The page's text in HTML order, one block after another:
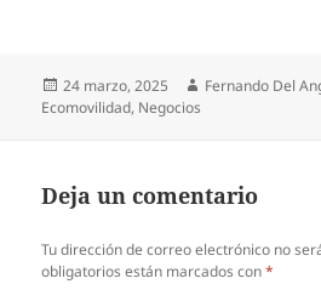
Publicado
el
24 marzo, 2025 Autor
Fernando Del
Ecomovilidad, Negocios
Deja un comentario
Tu dirección de correo electrónico no
obligatorios están marcados con*